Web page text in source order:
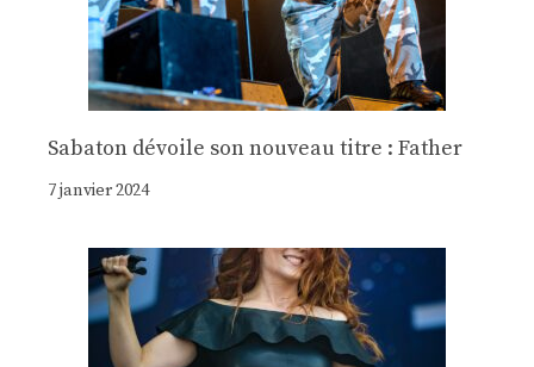
Sabaton dévoile son nouveau titre : Father
7 janvier 2024